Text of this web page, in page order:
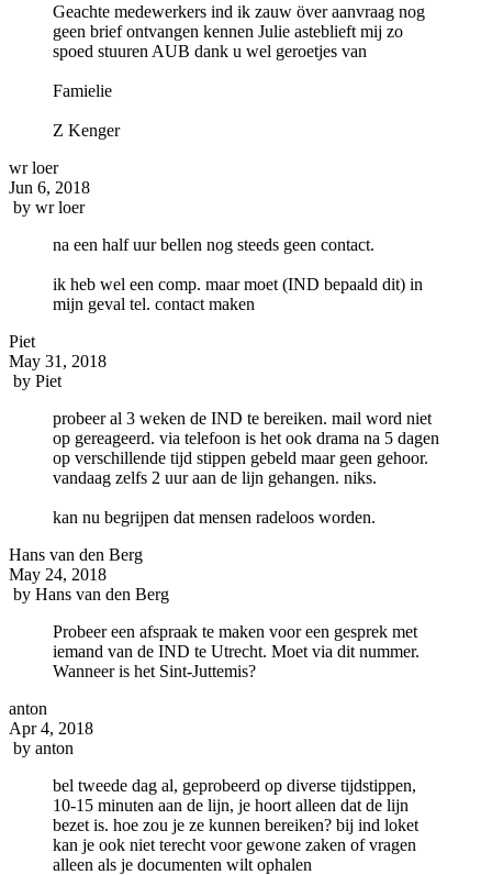
Geachte medewerkers ind ik zauw över aanvraag nog
geen brief ontvangen kennen Julie asteblieft mij zo
spoed stuuren AUB dank u wel geroetjes van
Famielie
Z Kenger
wr loer
Jun 6, 2018
by wr loer
na een half uur bellen nog steeds geen contact.
ik heb wel een comp. maar moet (IND bepaald dit) in
mijn geval tel. contact maken
Piet
May 31, 2018
by Piet
probeer al 3 weken de IND te bereiken. mail word niet
op gereageerd. via telefoon is het ook drama na 5 dagen
op verschillende tijd stippen gebeld maar geen gehoor.
vandaag zelfs 2 uur aan de lijn gehangen. niks.
kan nu begrijpen dat mensen radeloos worden.
Hans van den Berg
May 24, 2018
by Hans van den Berg
Probeer een afspraak te maken voor een gesprek met
iemand van de IND te Utrecht. Moet via dit nummer.
Wanneer is het Sint-Juttemis?
anton
Apr 4, 2018
by anton
bel tweede dag al, geprobeerd op diverse tijdstippen,
10-15 minuten aan de lijn, je hoort alleen dat de lijn
bezet is. hoe zou je ze kunnen bereiken? bij ind loket
kan je ook niet terecht voor gewone zaken of vragen
alleen als je documenten wilt ophalen